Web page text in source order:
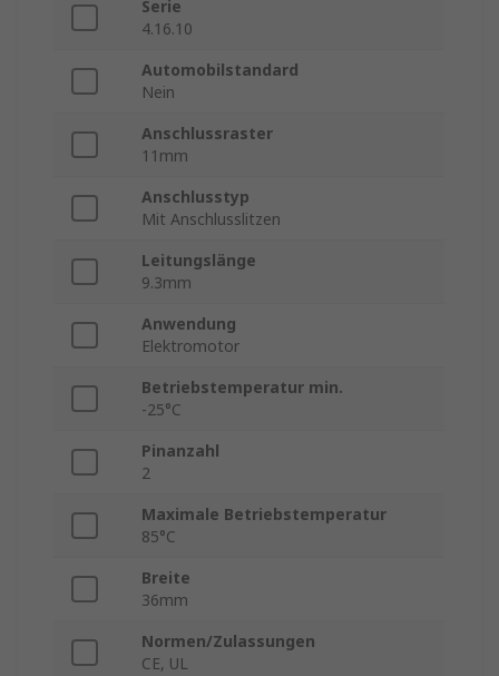
Serie
4.16.10
Automobilstandard
Nein
Anschlussraster
11mm
Anschlusstyp
Mit Anschlusslitzen
Leitungslänge
9.3mm
Anwendung
Elektromotor
Betriebstemperatur min.
-25°C
Pinanzahl
2
Maximale Betriebstemperatur
85°C
Breite
36mm
Normen/Zulassungen
CE, UL